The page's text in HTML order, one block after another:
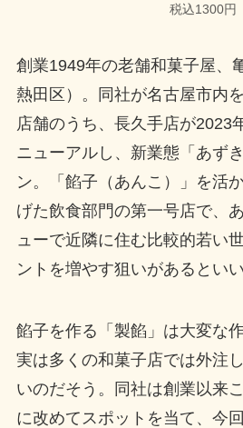
税込1300円
創業1949年の老舗和菓子屋、
熱田区）。同社が名古屋市内
店舗のうち、長久手店が2023
ニューアルし、新業態「あず
ン。「餡子（あんこ）」を活
げた飲食部門の第一号店で、
ューで近隣に住む比較的若い
ントを増やす狙いがあるといい
餡子を作る「製餡」は大変な
実は多くの和菓子店では外注
いのだそう。同社は創業以来
に改めてスポットを当て、今